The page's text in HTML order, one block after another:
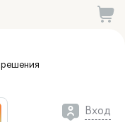
решения
Вход